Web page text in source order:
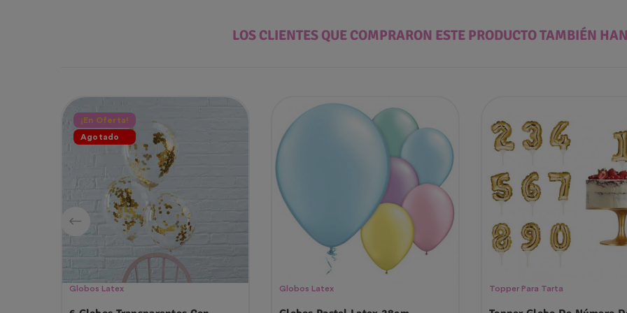
LOS CLIENTES QUE COMPRARON ESTE PRODUCTO TAMBIÉN
¡En Oferta!
Agotado
Globos Latex Globos Latex Topper Para Tarta